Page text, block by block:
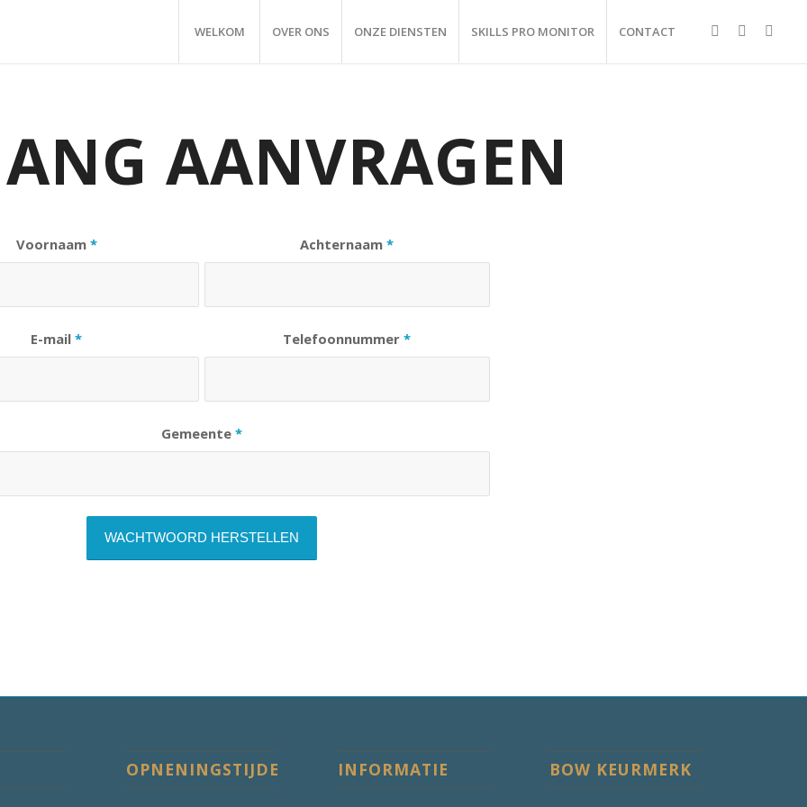
WELKOM OVER ONS ONZE DIENSTEN SKILLS PRO MONITOR CONTACT
AANVRAGEN
Voornaam * Achternaam*
E-mail* Telefoonnummer*
Gemeente *
OPNENINGSTIJDEN INFORMATIE BOW KEURMERK